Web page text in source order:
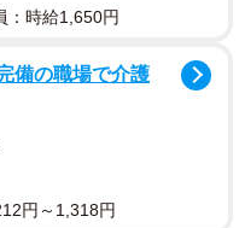
：時給1,650円
備の職場で介護
円～1,318円